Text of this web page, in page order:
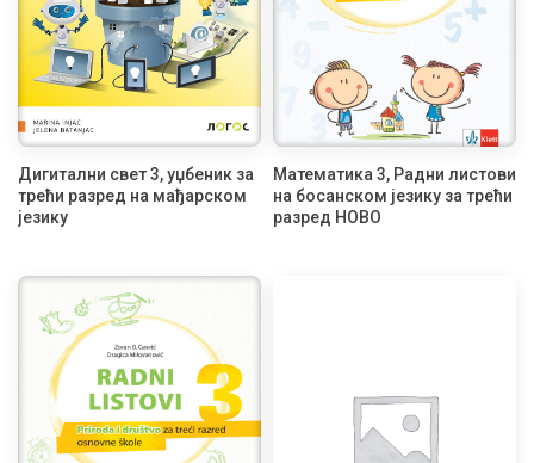
Дигитални свет 3, уџбеник за
трећи разред на мађарском
језику
Математика 3, Радни листови
на босанском језику за трећи
разред НОВО